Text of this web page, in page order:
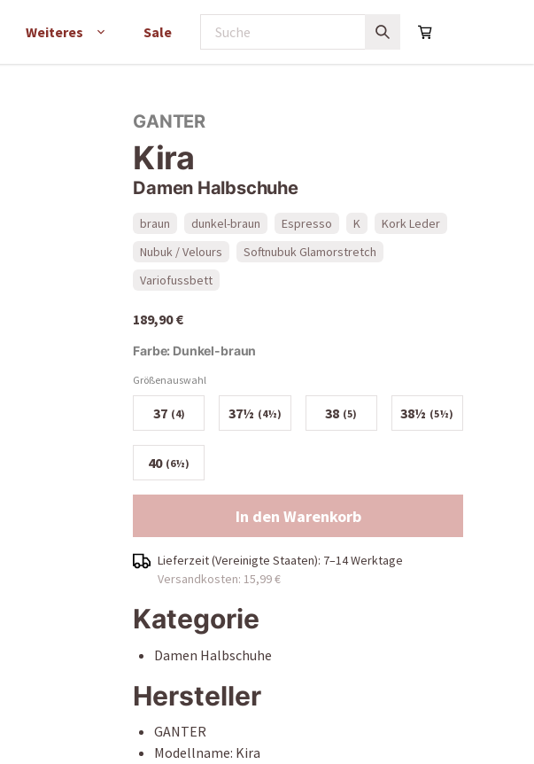
Weiteres Sale
GANTER
Kira
Damen Halbschuhe
braun dunkel-braun Espresso K
Kork Leder
Nubuk / Velours
Softnubuk Glamorstretch
Variofussbett
189,90 €
Farbe: Dunkel-braun
Größenauswahl
37 (4) 37½ (4½) 38 (5) 38½ (5½)
40 (6½)
In den Warenkorb
Lieferzeit (Vereinigte Staaten): 7–14 Werktage
Versandkosten: 15,99 €
Kategorie
Damen Halbschuhe
Hersteller
GANTER
Modellname: Kira